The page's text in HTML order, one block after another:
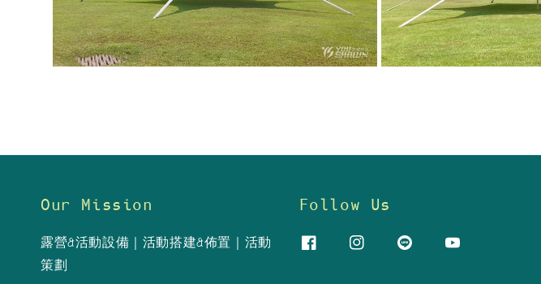
Our Mission
露營&活動設備｜活動搭建&佈置｜活動
策劃
Follow Us